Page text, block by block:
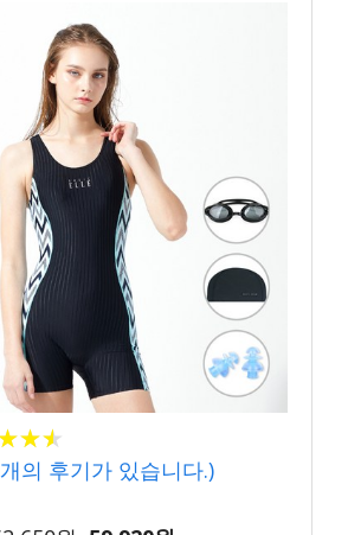
★★
★★
개의 후기가 있습니다.)